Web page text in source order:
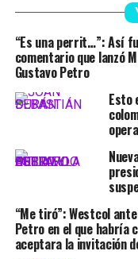
“Es una perrit…”: Así
comentario que lanzó
Gustavo Petro
Esto
“Me tiró”: Westcol
Petro en el que habría
aceptara la invitación